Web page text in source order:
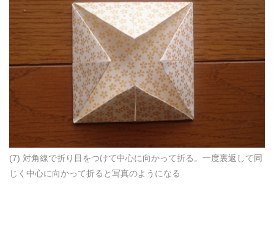
(7) 対角線で折り目をつけて中心に向かって折る。一度裏返して同
じく中心に向かって折ると写真のようになる